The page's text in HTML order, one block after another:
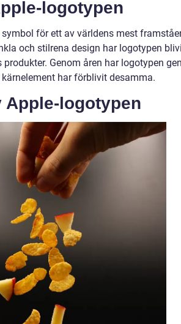
logotypen
för ett av världens mest
och stilrena design har logotypen
Genom åren har logotypen
har förblivit desamma.
Apple-logotypen